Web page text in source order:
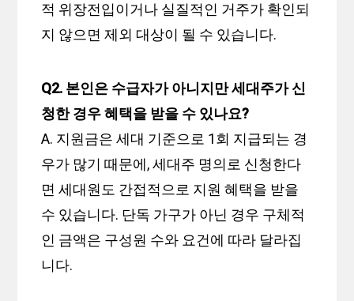
적 위장전입이거나 실질적인 거주가 확인되
지 않으면 제외 대상이 될 수 있습니다.
Q2. 본인은 수급자가 아니지만 세대주가 신
청한 경우 혜택을 받을 수 있나요?
A. 지원금은 세대 기준으로 1회 지급되는 경
우가 많기 때문에, 세대주 명의로 신청한다
면 세대원도 간접적으로 지원 혜택을 받을
수 있습니다. 단독 가구가 아닌 경우 구체적
인 금액은 구성원 수와 요건에 따라 달라집
니다.